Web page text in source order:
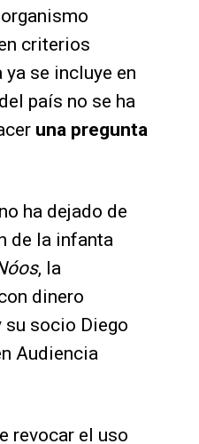
criterios
se incluye en
país no se ha
una pregunta
ha dejado de
de la infanta
, la
dinero
su socio Diego
Audiencia
revocar el uso